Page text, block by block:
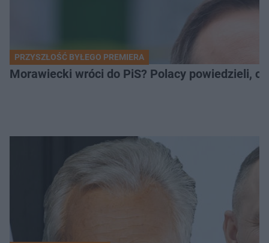
PRZYSZŁOŚĆ BYŁEGO PREMIERA
Morawiecki wróci do PiS? Polacy powiedzieli,